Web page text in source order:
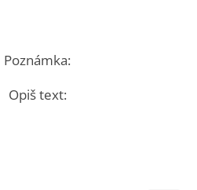
Poznámka:
Opiš text: